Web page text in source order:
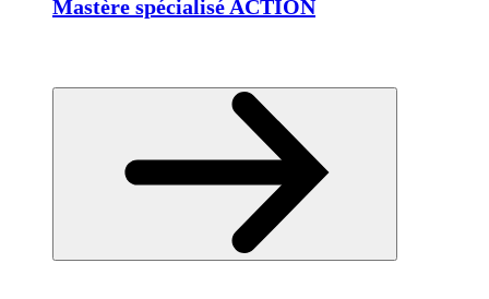
Mastère spécialisé ACTION